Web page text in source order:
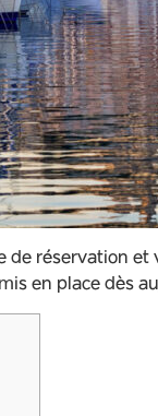
réservation
en place dès